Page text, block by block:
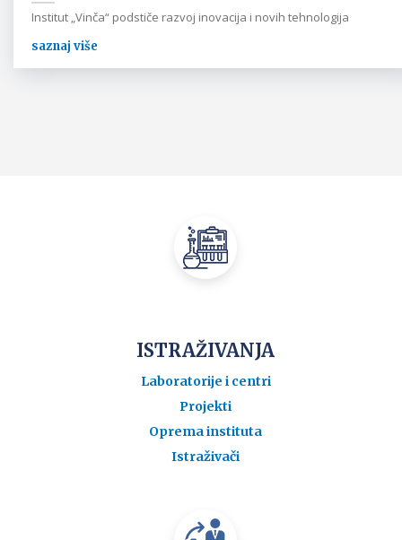
Institut „Vinča“ podstiče razvoj inovacija i novih tehnologija
saznaj više
ISTRAŽIVANJA
Laboratorije i centri
Projekti
Oprema instituta
Istraživači